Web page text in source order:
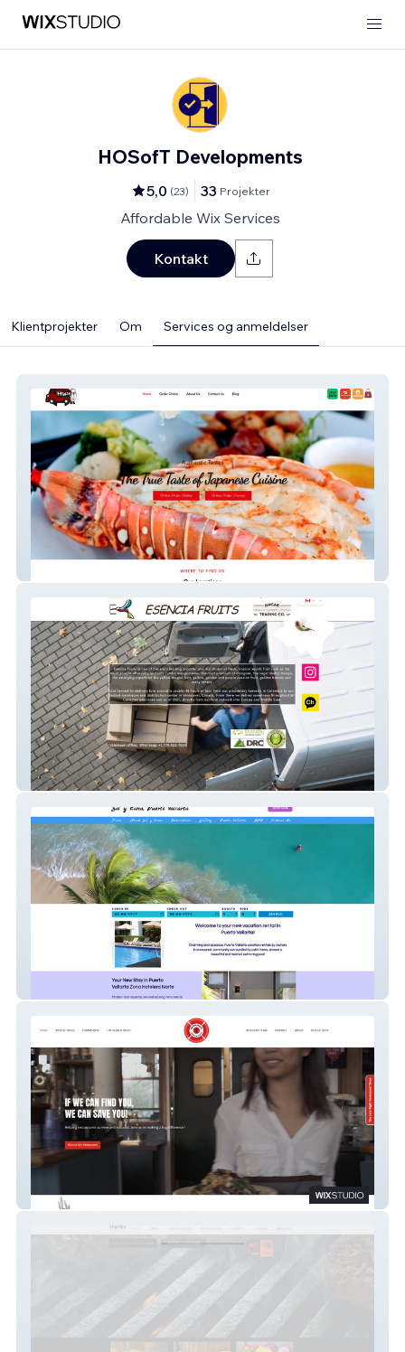
HOSofT Developments
5,0 (23) 33 Projekter
Affordable Wix Services
Kontakt
Klientprojekter Om Services og anmeldelser
Esencia. by Angar
Restaurant Rescue